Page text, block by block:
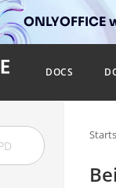
ONLYOFFICE
DOCS